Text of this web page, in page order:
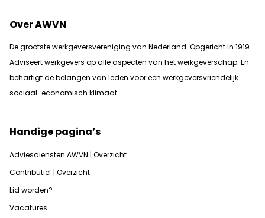
Over AWVN
De grootste werkgeversvereniging van Nederland. Opgericht in 1919.
Adviseert werkgevers op alle aspecten van het werkgeverschap. En
behartigt de belangen van leden voor een werkgeversvriendelijk
sociaal-economisch klimaat.
Handige pagina’s
Adviesdiensten AWVN | Overzicht
Contributief | Overzicht
Lid worden?
Vacatures